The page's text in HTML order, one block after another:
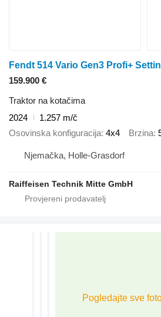
Fendt 514 Vario Gen3 Profi+
159.900 €
Traktor na kotačima
2024
1.257 m/č
Osovinska konfiguracija 4x4 Brzina
Njemačka, Holle-Grasdorf
Raiffeisen Technik Mitte GmbH